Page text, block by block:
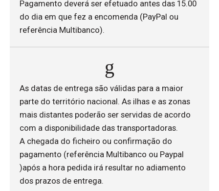
Pagamento deverá ser efetuado antes das 15.00
do dia em que fez a encomenda (PayPal ou
referência Multibanco).
As datas de entrega são válidas para a maior
parte do território nacional. As ilhas e as zonas
mais distantes poderão ser servidas de acordo
com a disponibilidade das transportadoras.
A chegada do ficheiro ou confirmação do
pagamento (referência Multibanco ou Paypal
)após a hora pedida irá resultar no adiamento
dos prazos de entrega.